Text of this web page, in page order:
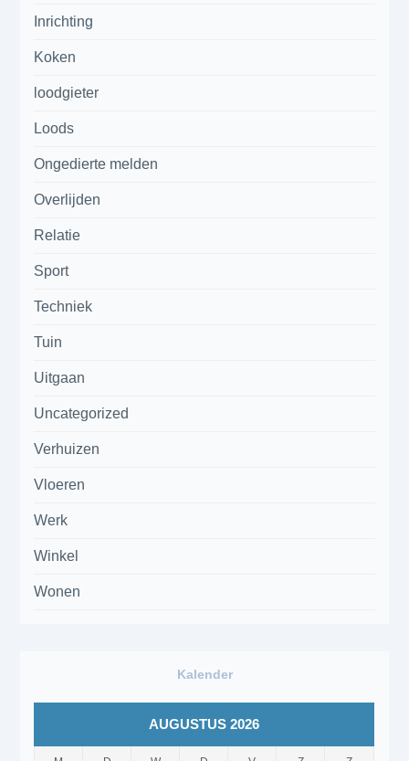
Inrichting
Koken
loodgieter
Loods
Ongedierte melden
Overlijden
Relatie
Sport
Techniek
Tuin
Uitgaan
Uncategorized
Verhuizen
Vloeren
Werk
Winkel
Wonen
Kalender
AUGUSTUS 2026